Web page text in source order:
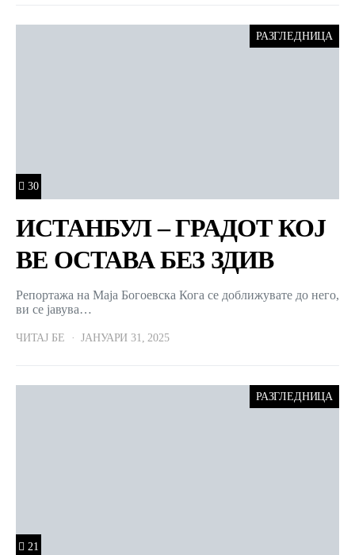
РАЗГЛЕДНИЦА
30
ИСТАНБУЛ – ГРАДОТ КОЈ
ВЕ ОСТАВА БЕЗ ЗДИВ
Репортажа на Маја Богоевска Кога се доближувате до него,
ви се јавува…
ЧИТАЈ БЕ ЈАНУАРИ 31, 2025
РАЗГЛЕДНИЦА
21